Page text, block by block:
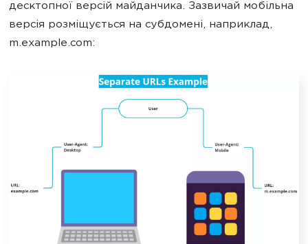
десктопної версій майданчика. Зазвичай мобільна
версія розміщується на субдомені, наприклад,
m.example.com: